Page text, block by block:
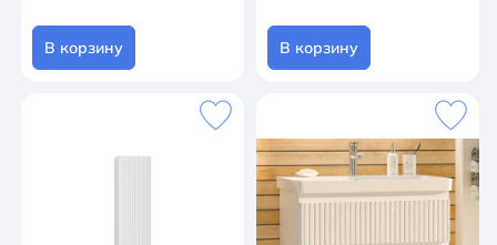
В корзину В корзину